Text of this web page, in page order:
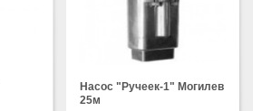
Насос "Ручеек-1" Могилев
25м